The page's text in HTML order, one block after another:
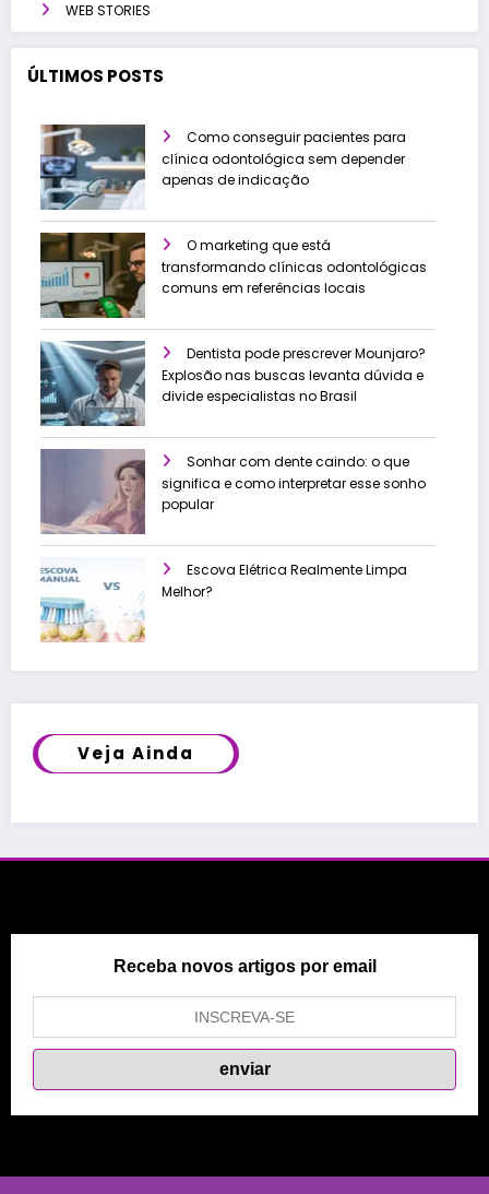
WEB STORIES
ÚLTIMOS POSTS
Como conseguir pacientes para
clínica odontológica sem depender
apenas de indicação
O marketing que está
transformando clínicas odontológicas
comuns em referências locais
Dentista pode prescrever Mounjaro?
Explosão nas buscas levanta dúvida e
divide especialistas no Brasil
Sonhar com dente caindo: o que
significa e como interpretar esse sonho
popular
Escova Elétrica Realmente Limpa
Melhor?
Veja Ainda
Receba novos artigos por email